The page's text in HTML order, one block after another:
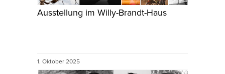
Ausstellung im Willy-Brandt-Haus
1. Oktober 2025